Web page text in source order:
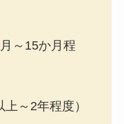
～15か月程
～2年程度）